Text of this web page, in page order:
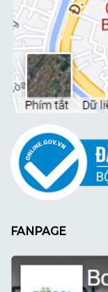
FANPAGE